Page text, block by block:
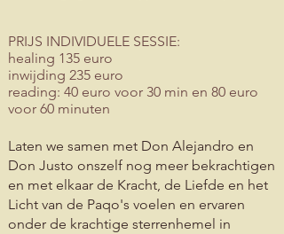
PRIJS INDIVIDUELE SESSIE:
healing 135 euro
inwijding 235 euro
reading: 40 euro voor 30 min en 80 euro
voor 60 minuten
Laten we samen met Don Alejandro en
Don Justo onszelf nog meer bekrachtigen
en met elkaar de Kracht, de Liefde en het
Licht van de Paqo's voelen en ervaren
onder de krachtige sterrenhemel in